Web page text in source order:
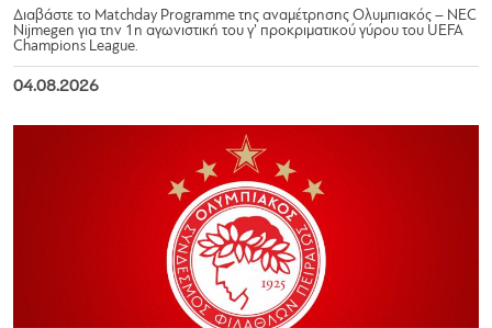
Διαβάστε το Matchday Programme της αναμέτρησης Ολυμπιακός – NEC
Nijmegen για την 1η αγωνιστική του γ’ προκριματικού γύρου του UEFA
Champions League.
04.08.2026